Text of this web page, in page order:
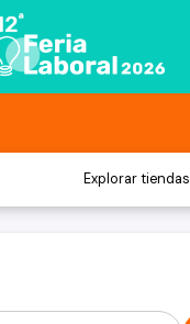
Explorar tiendas